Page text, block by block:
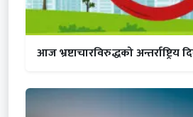
आज भ्रष्टाचारविरुद्धको अन्तर्राष्ट्रिय